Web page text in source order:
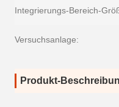
Integrierungs-Bereich-
Versuchsanlage:
Produkt-